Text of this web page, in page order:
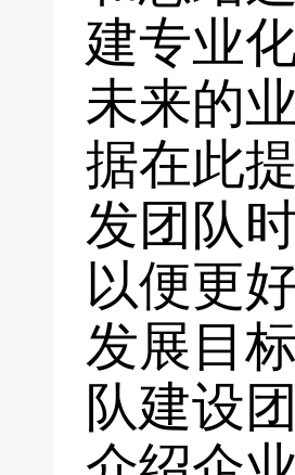
建专业
未来的
据在此
发团队
以便更
发展目
队建设